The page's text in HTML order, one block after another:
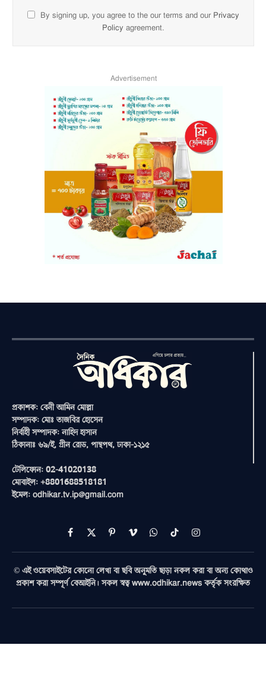
By signing up, you agree to the our terms and our Privacy
Policy agreement.
Advertisement
প্রকাশক: বেনী আমিন মোল্লা
সম্পাদক: মোঃ তাজবির হোসেন
নির্বাহী সম্পাদক: নাহিদ হাসান
ঠিকানাঃ ৬৯/ই, গ্রীন রোড, পান্থপথ, ঢাকা-১২১৫
টেলিফোন: 02-41020138
মোবাইল: +8801688518181
ইমেল: odhikar.tv.ip@gmail.com
Facebook
X
(Twitter)
PinterestVimeoWhatsAppTikTokInstagram
© এই ওয়েবসাইটের কোনো লেখা বা ছবি অনুমতি ছাড়া নকল করা বা অন্য কোথাও
প্রকাশ করা সম্পূর্ণ বেআইনি। সকল স্বত্ব www.odhikar.news কর্তৃক সংরক্ষিত